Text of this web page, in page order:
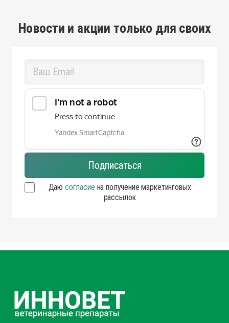
Новости и акции только для своих
Даю согласие на получение маркетинговых
рассылок